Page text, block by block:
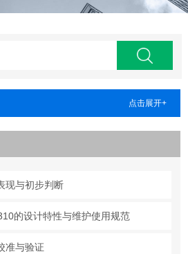
点击展开+
现与初步判断
的设计特性与维护使用规范
准与验证